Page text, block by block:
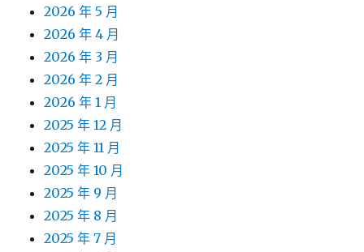
2026 年 5 月
2026 年 4 月
2026 年 3 月
2026 年 2 月
2026 年 1 月
2025 年 12 月
2025 年 11 月
2025 年 10 月
2025 年 9 月
2025 年 8 月
2025 年 7 月